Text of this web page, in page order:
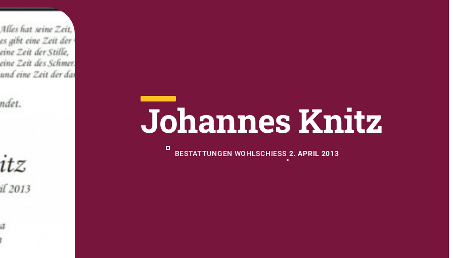
Johannes Knitz
BESTATTUNGEN WOHLSCHIESS
•
2. APRIL 2013